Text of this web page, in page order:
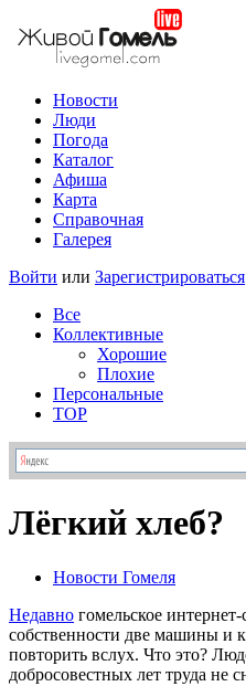
Новости
Люди
Погода
Каталог
Афиша
Карта
Справочная
Галерея
Войти или Зарегистрироваться
Все
Коллективные
Хорошие
Плохие
Персональные
TOP
Лёгкий хлеб?
Новости Гомеля
Недавно гомельское
собственности две машины и
повторить вслух. Что это?
добросовестных лет труда не